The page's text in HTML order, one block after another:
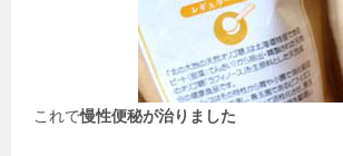
これで慢性便秘が治りました